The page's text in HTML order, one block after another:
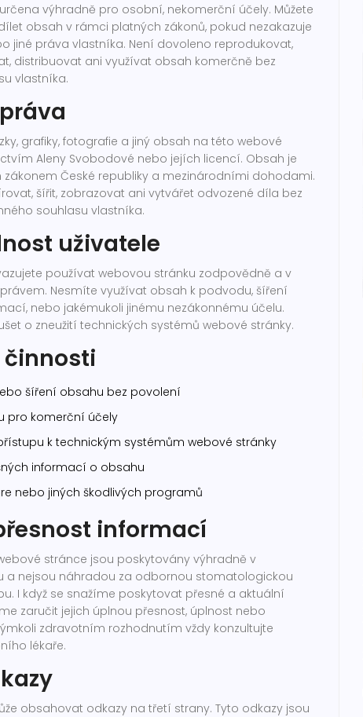
výhradně pro osobní, nekomerční účely. Můžete
obsah v rámci platných zákonů, pokud nezakazuje
jiné práva vlastníka. Není dovoleno reprodukovat,
distribuovat ani využívat obsah komerčně bez
vlastníka.
grafiky, fotografie a jiný obsah na této webové
Aleny Svobodové nebo jejích licencí. Obsah je
České republiky a mezinárodními dohodami.
šířit, zobrazovat ani vytvářet odvozené díla bez
souhlasu vlastníka.
uživatele
používat webovou stránku zodpovědně a v
Nesmíte využívat obsah k podvodu, šíření
nebo jakémukoli jinému nezákonnému účelu.
o zneužití technických systémů webové stránky.
činnosti
šíření obsahu bez povolení
pro komerční účely
k technickým systémům webové stránky
informací o obsahu
nebo jiných škodlivých programů
informací
stránce jsou poskytovány výhradně v
a nejsou náhradou za odbornou stomatologickou
I když se snažíme poskytovat přesné a aktuální
zaručit jejich úplnou přesnost, úplnost nebo
zdravotním rozhodnutím vždy konzultujte
lékaře.
obsahovat odkazy na třetí strany. Tyto odkazy jsou